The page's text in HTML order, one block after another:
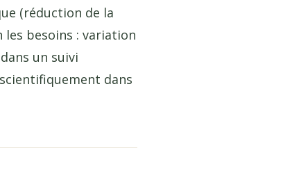
(réduction de la
les besoins : variation
un suivi
dans